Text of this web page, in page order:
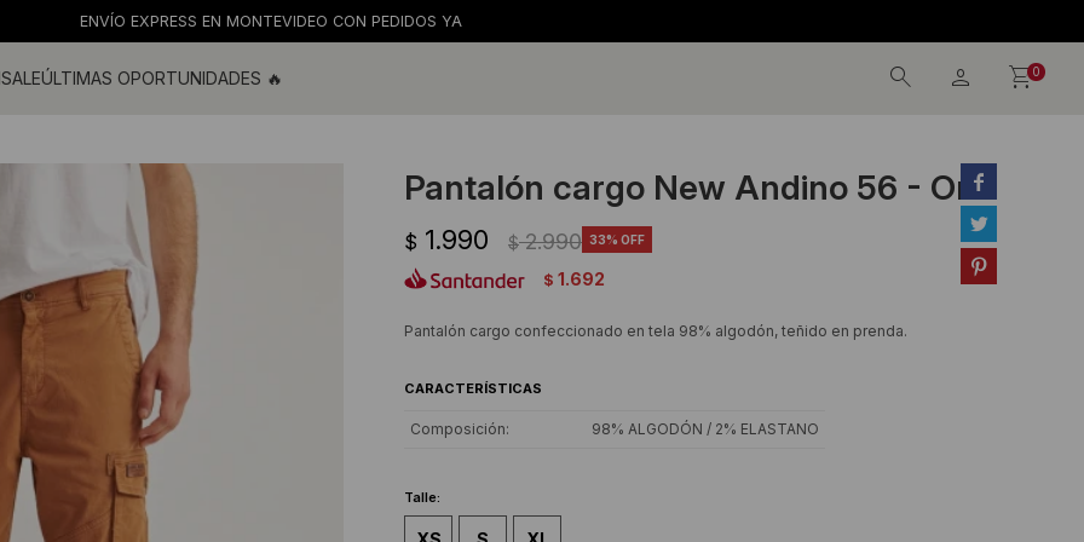
ENVÍO EXPRESS EN MONTEVIDEO CON PEDIDOS YA
baño
y blusas
SALEÚLTIMAS OPORTUNIDADES 🔥 0
Pantalón cargo New Andino 56 - Oro
$ 1.990 $ 2.990 33
$ 1.692
Pantalón cargo confeccionado en tela 98% algodón, teñido en prenda.
CARACTERÍSTICAS
Composición 98% ALGODÓN / 2% ELASTANO
Talle:


